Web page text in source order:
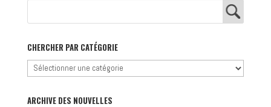
CHERCHER PAR CATÉGORIE
Chercher
catégorie
ARCHIVE DES NOUVELLES